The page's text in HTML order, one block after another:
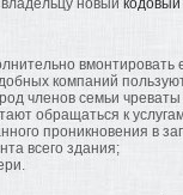
новый кодовый
вмонтировать
компаний
членов семьи
обращаться к
проникновения в
всего здания;